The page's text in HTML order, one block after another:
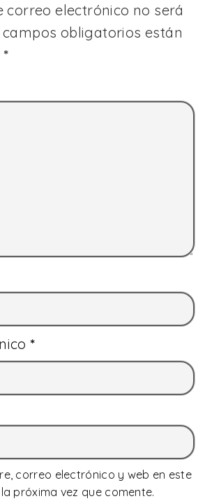
correo electrónico no será
campos obligatorios están
*
*
correo electrónico y web en este
próxima vez que comente.